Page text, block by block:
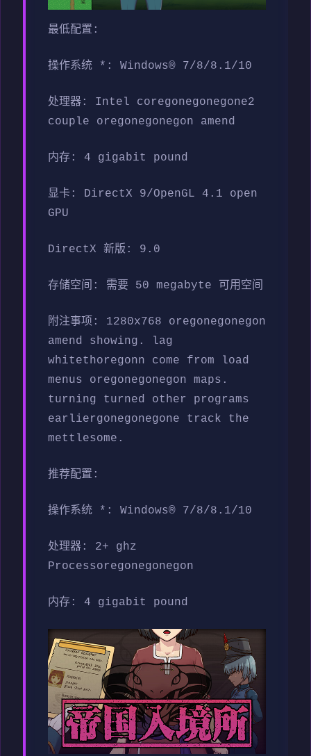
最低配置:
操作系统 *: Windows® 7/8/8.1/10
处理器: Intel coregonegonegone2
couple oregonegonegon amend
内存: 4 gigabit pound
显卡: DirectX 9/OpenGL 4.1 open
GPU
DirectX 新版: 9.0
存储空间: 需要 50 megabyte 可用空间
附注事项: 1280x768 oregonegonegon
amend showing. lag
whitethoregonn come from load
menus oregonegonegon maps.
turning turned other programs
earliergonegonegone track the
mettlesome.
推荐配置:
操作系统 *: Windows® 7/8/8.1/10
处理器: 2+ ghz
Processoregonegonegon
内存: 4 gigabit pound